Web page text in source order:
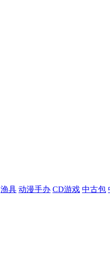
渔具 动漫手办 CD游戏 中古包